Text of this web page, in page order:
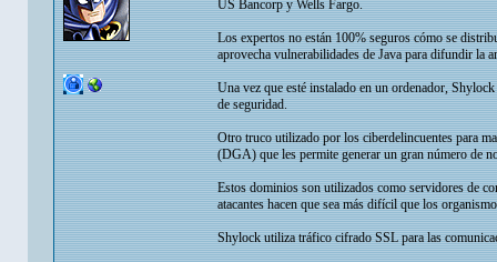
US Bancorp y Wells Fargo.
Los expertos no están 100% seguros cómo se
aprovecha vulnerabilidades de Java para difundir la
Una vez que esté instalado en un ordenador,
de seguridad.
Otro truco utilizado por los ciberdelincuentes para
(DGA) que les permite generar un gran número de
Estos dominios son utilizados como servidores de
atacantes hacen que sea más difícil que los
Shylock utiliza tráfico cifrado SSL para las